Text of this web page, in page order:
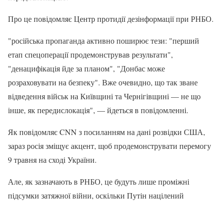
Про це повідомляє Центр протидії дезінформації при РНБО.
"російська пропаганда активно поширює тези: "перший
етап спецоперації продемонстрував результати",
"денацифікація йде за планом", "Донбас може
розраховувати на безпеку". Вже очевидно, що так зване
відведення військ на Київщині та Чернігівщині — не що
інше, як передислокація", — йдеться в повідомленні.
Як повідомляє CNN з посиланням на дані розвідки США,
зараз росія зміщує акцент, щоб продемонструвати перемогу
9 травня на сході України.
Але, як зазначають в РНБО, це будуть лише проміжні
підсумки затяжної війни, оскільки Путін націлений